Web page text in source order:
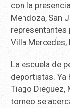
con la
Mendoza, San
representantes
Villa Mercedes,
La escuela de
deportistas. Ya
Tiago Dieguez,
torneo se